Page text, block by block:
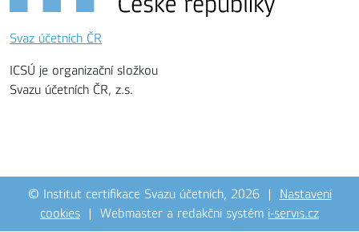
Svaz účetních ČR
ICSÚ je organizační složkou
Svazu účetních ČR, z.s.
© Institut certifikace Svazu účetních, 2026 | Nastavení
cookies | Webmaster a redakční systém i-servis.cz